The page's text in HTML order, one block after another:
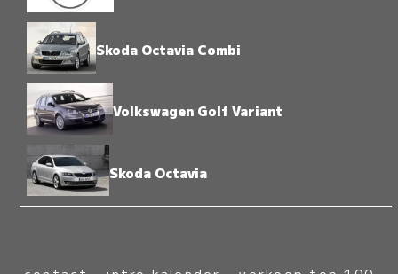
Skoda Octavia Combi
Volkswagen Golf Variant
Skoda Octavia